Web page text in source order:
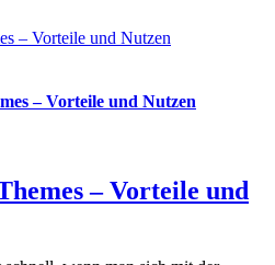
– Vorteile und Nutzen
– Vorteile und Nutzen
– Vorteile und